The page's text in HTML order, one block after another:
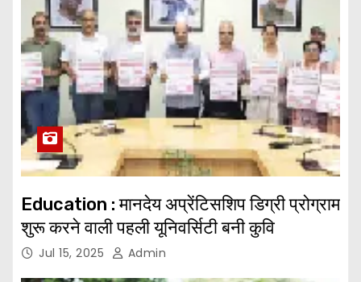
Education : मानदेय अप्रेंटिसशिप डिग्री प्रोग्राम
शुरू करने वाली पहली यूनिवर्सिटी बनी कुवि
Jul 15, 2025 Admin